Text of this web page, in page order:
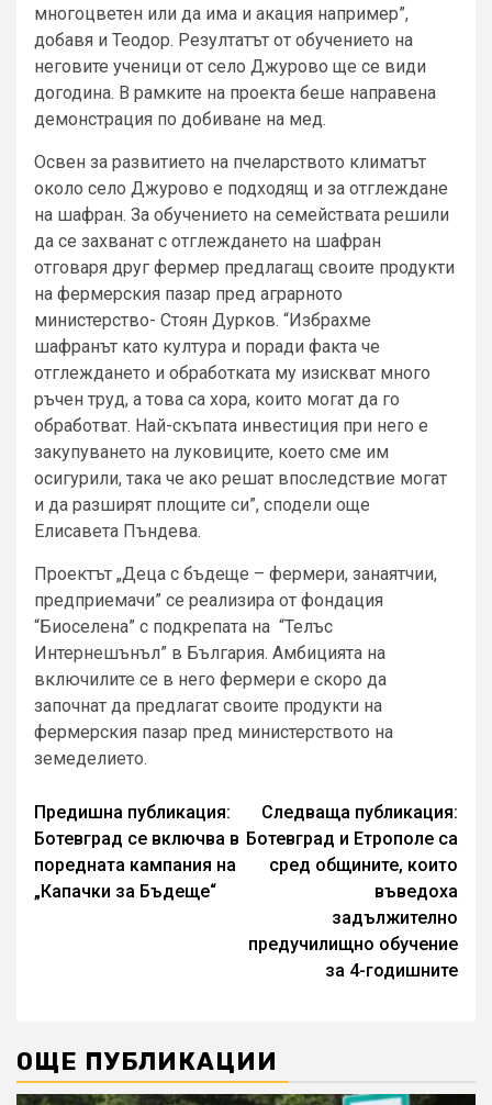
многоцветен или да има и акация например”,
добавя и Теодор. Резултатът от обучението на
неговите ученици от село Джурово ще се види
догодина. В рамките на проекта беше направена
демонстрация по добиване на мед.
Освен за развитието на пчеларството климатът
около село Джурово е подходящ и за отглеждане
на шафран. За обучението на семействата решили
да се захванат с отглеждането на шафран
отговаря друг фермер предлагащ своите продукти
на фермерския пазар пред аграрното
министерство- Стоян Дурков. “Избрахме
шафранът като култура и поради факта че
отглеждането и обработката му изискват много
ръчен труд, а това са хора, които могат да го
обработват. Най-скъпата инвестиция при него е
закупуването на луковиците, което сме им
осигурили, така че ако решат впоследствие могат
и да разширят площите си”, сподели още
Елисавета Пъндева.
Проектът „Деца с бъдеще – фермери, занаятчии,
предприемачи” се реализира от фондация
“Биоселена” с подкрепата на “Телъс
Интернешънъл” в България. Амбицията на
включилите се в него фермери е скоро да
започнат да предлагат своите продукти на
фермерския пазар пред министерството на
земеделието.
Continue
Reading
Предишна публикация:
Ботевград се включва в
поредната кампания на
„Капачки за Бъдеще“
Следваща публикация:
Ботевград и Етрополе са
сред общините, които
въведоха
задължително
предучилищно обучение
за 4-годишните
ОЩЕ ПУБЛИКАЦИИ